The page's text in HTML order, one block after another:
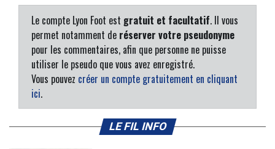
Le compte Lyon Foot est gratuit et facultatif. Il vous
permet notamment de réserver votre pseudonyme
pour les commentaires, afin que personne ne puisse
utiliser le pseudo que vous avez enregistré.
Vous pouvez créer un compte gratuitement en cliquant
ici.
LE FIL INFO